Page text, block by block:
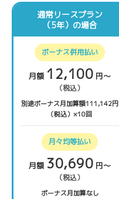
通常リースプラン
（5年）の場合
ボーナス併用払い
月額 12,100 円〜
（税込）
別途ボーナス月加算額111,142円
（税込）×10回
月々均等払い
月額 30,690 円〜
（税込）
ボーナス月加算なし